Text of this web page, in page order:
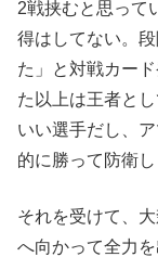
2戦挟むと思って
得はしてない。
た」と対戦カー
た以上は王者と
いい選手だし、
的に勝って防衛
それを受けて、
へ向かって全力